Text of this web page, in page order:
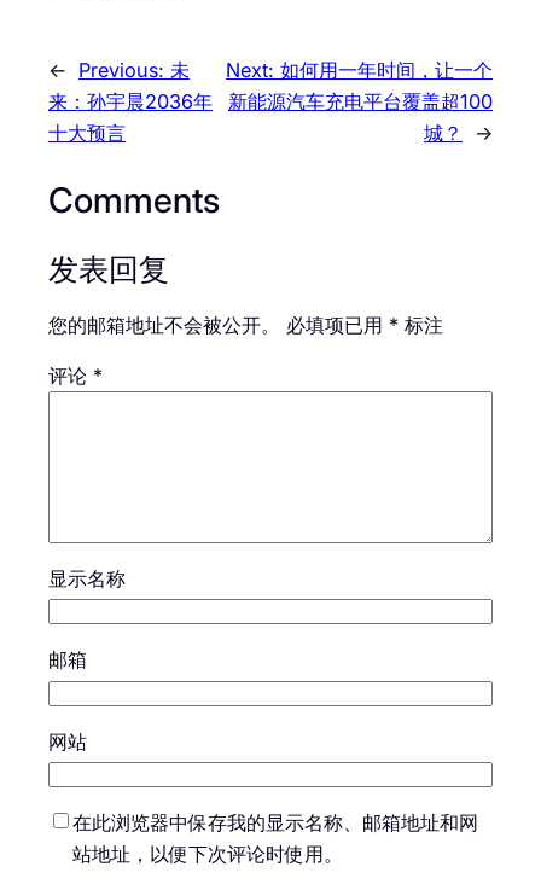
← Previous: 未
来：孙宇晨2036年
十大预言
Next: 如何用一年时间，让一个
新能源汽车充电平台覆盖超100
城？
→
Comments
发表回复
您的邮箱地址不会被公开。 必填项已用 * 标注
评论 *
显示名称
邮箱
网站
在此浏览器中保存我的显示名称、邮箱地址和网
站地址，以便下次评论时使用。